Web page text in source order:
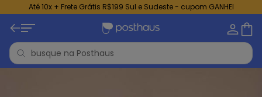
Até 10x + Frete Grátis R$199 Sul e Sudeste - cupom GANHEI